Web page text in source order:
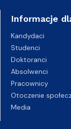
Informacje
Kandydaci
Studenci
Doktoranci
Absolwenci
Pracownicy
Otoczenie
Media